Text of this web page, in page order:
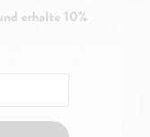
erhalte 10%